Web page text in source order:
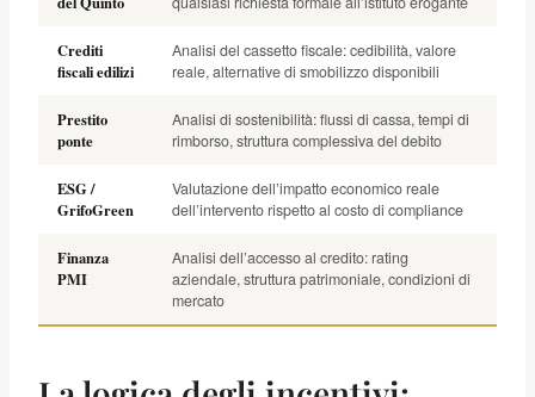
Crediti
fiscali edilizi
Analisi del cassetto fiscale: cedibilità, valore
reale, alternative di smobilizzo disponibili
Prestito
ponte
Analisi di sostenibilità: flussi di cassa, tempi di
rimborso, struttura complessiva del debito
ESG /
GrifoGreen
Valutazione dell’impatto economico reale
dell’intervento rispetto al costo di compliance
Finanza
PMI
Analisi dell’accesso al credito: rating
aziendale, struttura patrimoniale, condizioni di
mercato